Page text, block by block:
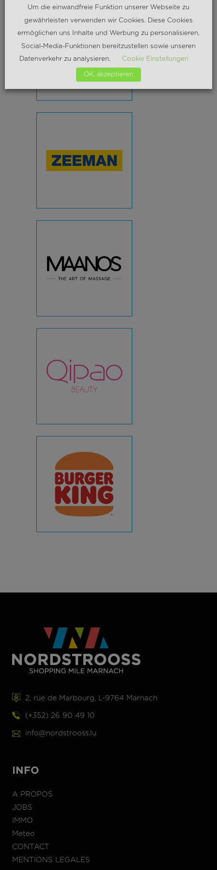
2, rue de Marbourg, L-9764 Marnach
(+352) 26 90 49 10
info@nordstrooss.lu
INFO
A PROPOS
JOBS
IMMO
Meteo
CONTACT
MENTIONS LEGALES
Um die einwandfreie Funktion unserer Webseite zu
gewährleisten verwenden wir Cookies. Diese Cookies
ermöglichen uns Inhalte und Werbung zu personalisieren,
Social-Media-Funktionen bereitzustellen sowie unseren
Datenverkehr zu analysieren.
Cookie Einstellungen
OK, akzeptieren